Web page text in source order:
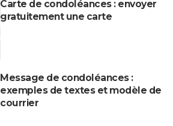
Carte de condoléances : envoyer
gratuitement une carte
Message de condoléances :
exemples de textes et modèle de
courrier